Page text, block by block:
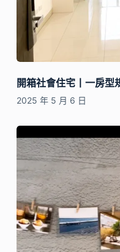
開箱社會住宅丨一房型
2025 年 5 月 6 日